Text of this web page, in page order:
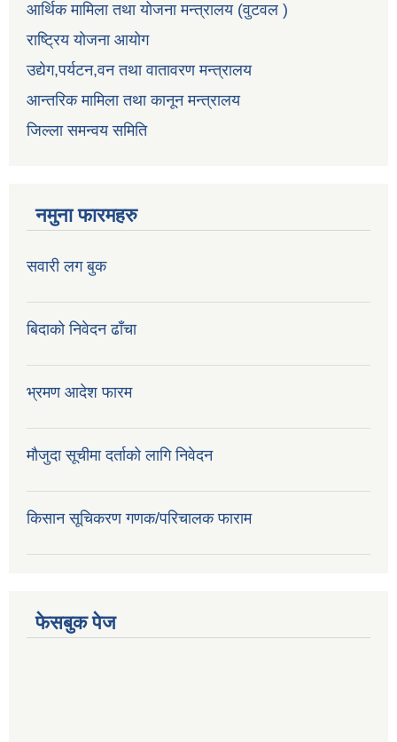
आर्थिक मामिला तथा योजना मन्त्रालय (वुटवल )
राष्ट्रिय योजना आयोग
उद्येग,पर्यटन,वन तथा वातावरण मन्त्रालय
आन्तरिक मामिला तथा कानून मन्त्रालय
जिल्ला समन्वय समिति
नमुना फारमहरु
सवारी लग बुक
बिदाको निवेदन ढाँचा
भ्रमण आदेश फारम
मौजुदा सूचीमा दर्ताको लागि निवेदन
किसान सूचिकरण गणक/परिचालक फाराम
फेसबुक पेज